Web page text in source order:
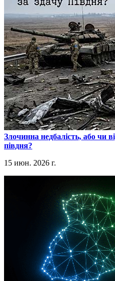
​Злочинна недбалість, або чи
півдня?
15 июн. 2026 г.